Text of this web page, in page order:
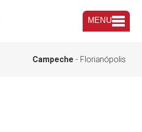
MENU
Campeche - Florianópolis